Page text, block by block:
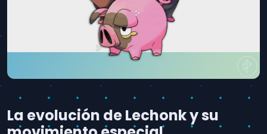
La evolución de Lechonk y su